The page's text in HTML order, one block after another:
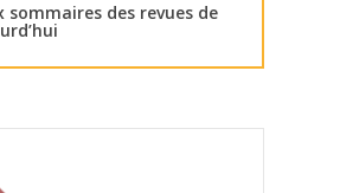
sommaires des revues de